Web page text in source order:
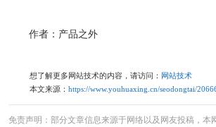
作者：产品之外
想了解更多网站技术的内容，请访问： 网站技术
本文来源： https://www.youhuaxing.cn/seodongtai/
免责声明：部分文章信息来源于网络以及网友投稿，本